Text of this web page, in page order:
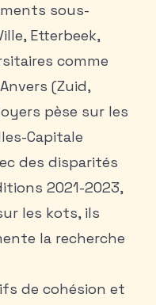
sous-
Etterbeek,
comme
(Zuid,
pèse sur les
Capitale
des disparités
2021-2023,
les kots, ils
la recherche
de cohésion et